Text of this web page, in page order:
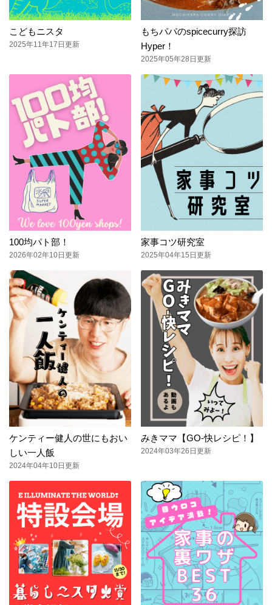
こどもニスタ
2025年11年17日更新
もちパパのspicecurry探訪
Hyper！
2025年05年28日更新
100均パト部！
2026年02年10日更新
家事コツ研究室
2025年04年15日更新
ケンティー健人の世にもおい
しい一人飯
2024年04年10日更新
みきママ【GO-快レシピ！】
2024年03年26日更新